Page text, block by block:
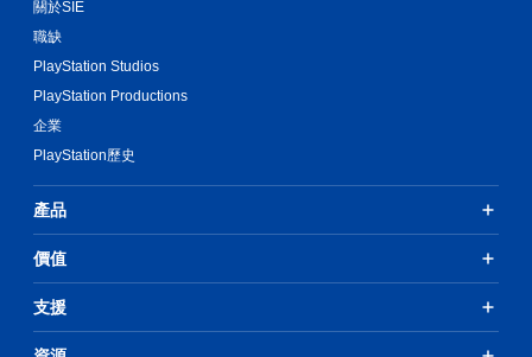
關於SIE
職缺
PlayStation Studios
PlayStation Productions
企業
PlayStation歷史
產品
價值
支援